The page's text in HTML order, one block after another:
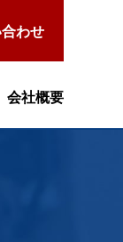
会社概要
わせ